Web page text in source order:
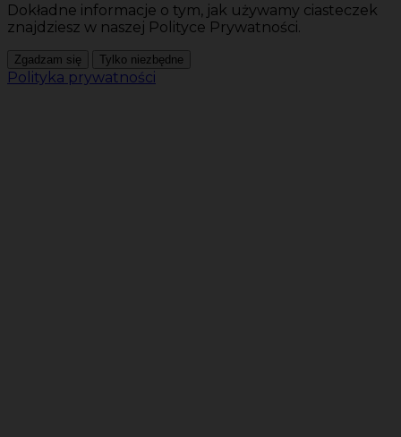
Dokładne informacje o tym, jak używamy ciasteczek
znajdziesz w naszej Polityce Prywatności.
Zgadzam się Tylko niezbędne
Polityka prywatności